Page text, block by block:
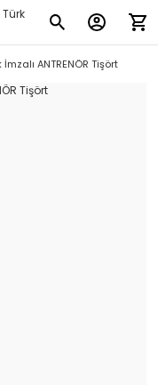
ANTRENÖR Tişört